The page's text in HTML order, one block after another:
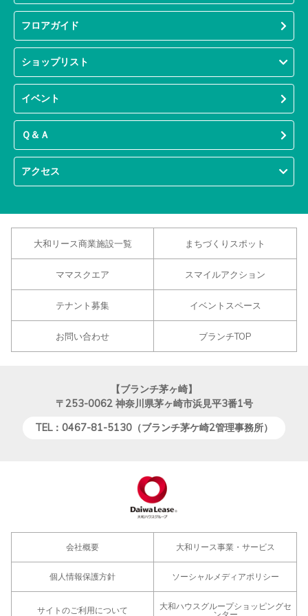
フロアガイド
ショップリスト
イベント
Ｑ＆Ａ
アクセス
大和リース商業施設一覧 まちづくりスポット
ママスクエア スマイルアクション
テナント募集 イベントスペース
お問い合わせ ブランチTOP
【ブランチ茅ヶ崎】
〒253-0062 神奈川県茅ヶ崎市浜見平3番1号
TEL：0467-81-5130（ブランチ茅ケ崎2管理事務所）
会社概要 大和リース事業・サービス
個人情報保護方針 ソーシャルメディアポリシー
サイトのご利用について
大和ハウスグループショッピングセ